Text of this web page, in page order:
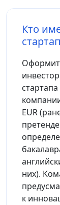
Кто
EUR
них).
к